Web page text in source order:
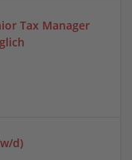
Tax Manager
d)